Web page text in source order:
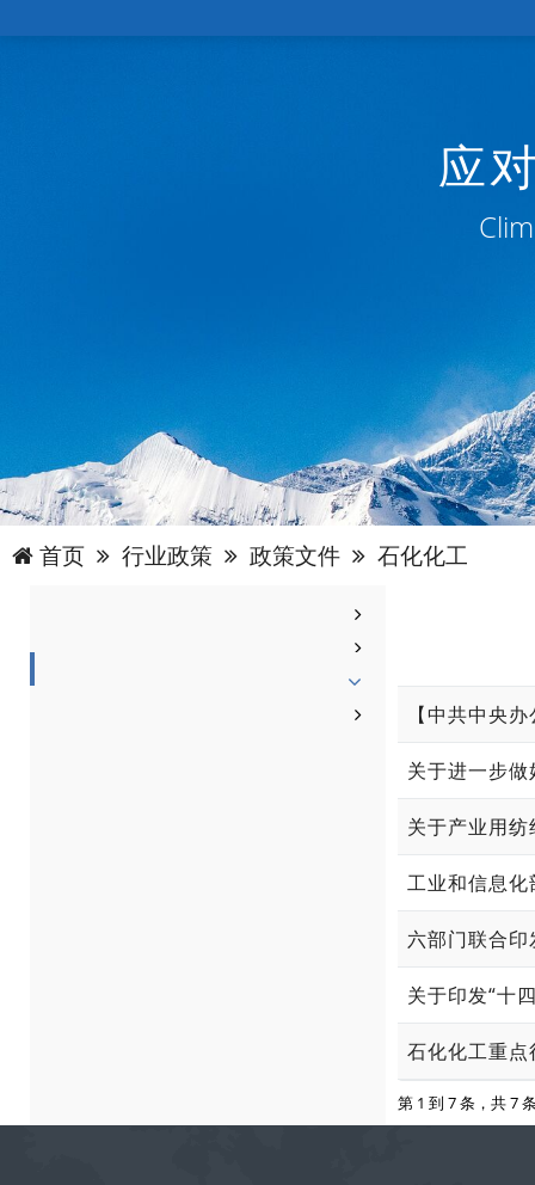
应
首页 行业政策 政策文件 石化化工
关于进一步
关于产业用
工业和信息
六部门联合
关于印发“十
石化化工重
第 1 到 7 条，共 7